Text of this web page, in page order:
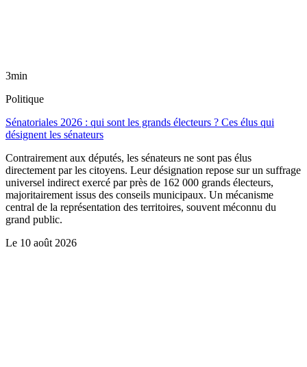
3min
Politique
Sénatoriales 2026 : qui sont les grands électeurs ? Ces élus qui
désignent les sénateurs
Contrairement aux députés, les sénateurs ne sont pas élus
directement par les citoyens. Leur désignation repose sur un suffrage
universel indirect exercé par près de 162 000 grands électeurs,
majoritairement issus des conseils municipaux. Un mécanisme
central de la représentation des territoires, souvent méconnu du
grand public.
Le 10 août 2026